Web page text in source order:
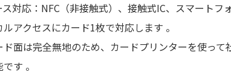
対応：NFC（非接触式）、接触式IC、スマートフ
アクセスにカード1枚で対応します 。
面は完全無地のため、カードプリンターを使って
す 。